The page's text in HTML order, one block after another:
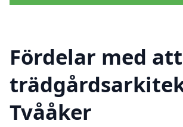
Fördelar med
Tvååker